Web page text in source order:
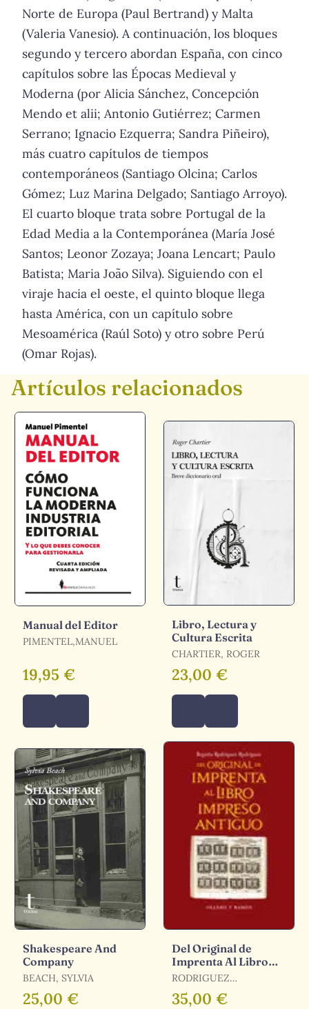
Norte de Europa (Paul Bertrand) y Malta
(Valeria Vanesio). A continuación, los bloques
segundo y tercero abordan España, con cinco
capítulos sobre las Épocas Medieval y
Moderna (por Alicia Sánchez, Concepción
Mendo et alii; Antonio Gutiérrez; Carmen
Serrano; Ignacio Ezquerra; Sandra Piñeiro),
más cuatro capítulos de tiempos
contemporáneos (Santiago Olcina; Carlos
Gómez; Luz Marina Delgado; Santiago Arroyo).
El cuarto bloque trata sobre Portugal de la
Edad Media a la Contemporánea (María José
Santos; Leonor Zozaya; Joana Lencart; Paulo
Batista; Maria João Silva). Siguiendo con el
viraje hacia el oeste, el quinto bloque llega
hasta América, con un capítulo sobre
Mesoamérica (Raúl Soto) y otro sobre Perú
(Omar Rojas).
Artículos relacionados
Manual del Editor
PIMENTEL,MANUEL
19,95 €
Libro, Lectura y
Cultura Escrita
CHARTIER, ROGER
23,00 €
Shakespeare And
Company
BEACH, SYLVIA
25,00 €
Del Original de
Imprenta Al Libro
Impreso Antiguo
RODRIGUEZ
RODRIGUEZ, BEGO¥A
35,00 €